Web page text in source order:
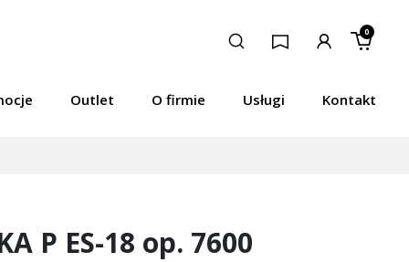
Outlet O firmie Usługi Kontakt
0
P ES-18 op. 7600